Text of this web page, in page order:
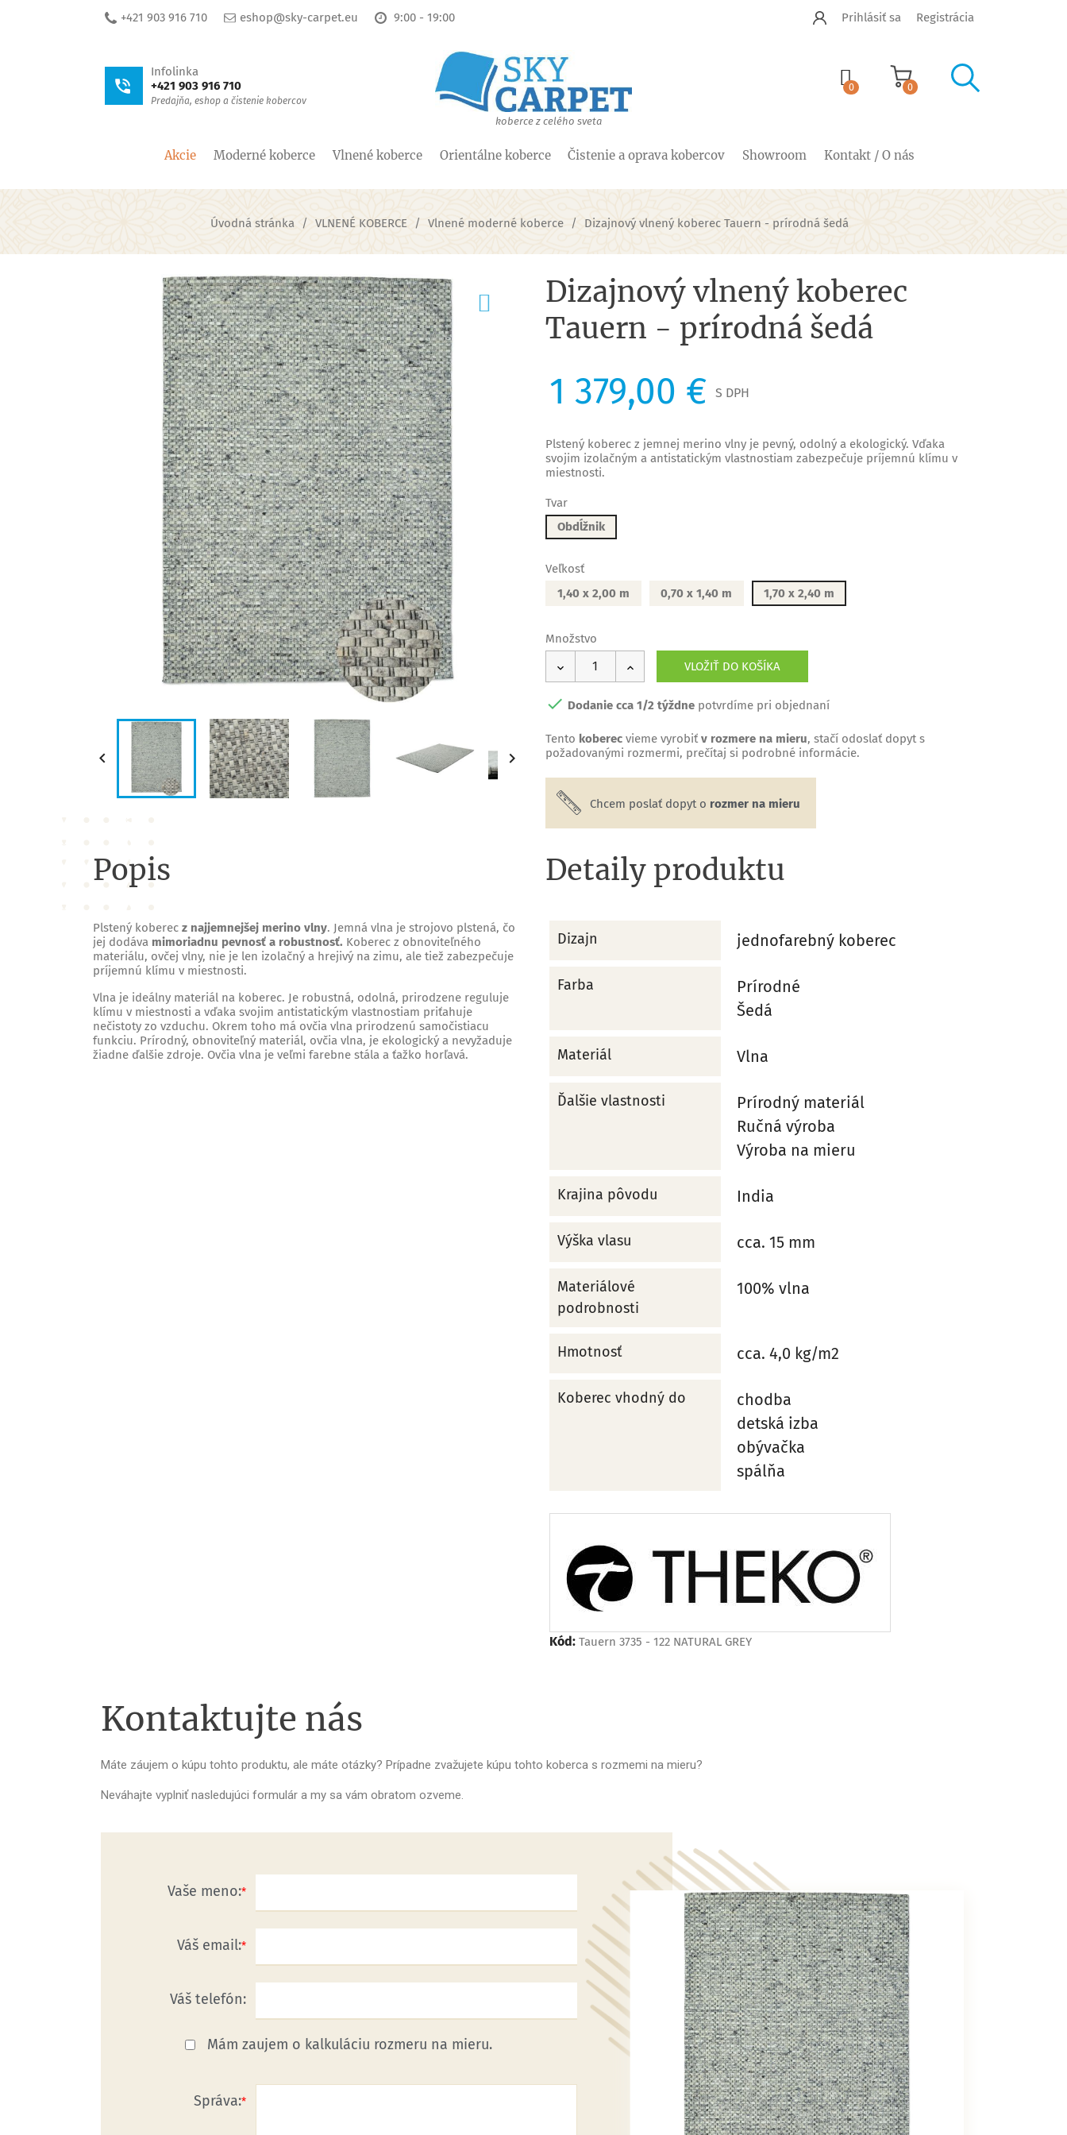
+421 903 916 710 eshop@sky-carpet.eu 9:00 - 19:00  Prihlásiť sa Registrácia
Infolinka
+421 903 916 710
Predajňa, eshop a čistenie kobercov
koberce z celého sveta

Akcie Moderné koberce Vlnené koberce Orientálne koberce Čistenie a oprava kobercov Showroom Kontakt / O nás
shopping_cart
0
0
Úvodná stránka VLNENÉ KOBERCE Vlnené moderné koberce Dizajnový vlnený koberec Tauern - prírodná šedá
 
Dizajnový vlnený koberec
Tauern - prírodná šedá
1 379,00 € S DPH
Plstený koberec z jemnej merino vlny je pevný, odolný a ekologický. Vďaka
svojim izolačným a antistatickým vlastnostiam zabezpečuje príjemnú klímu v
miestnosti.
Tvar
Obdĺžnik
Veľkosť
1,40 x 2,00 m
0,70 x 1,40 m 1,70 x 2,40 m
Množstvo
VLOŽIŤ DO KOŠÍKA
 Dodanie cca 1/2 týždne potvrdíme pri objednaní
Tento koberec vieme vyrobiťv rozmere na mieru, stačí odoslať dopyt s
požadovanými rozmermi, prečítaj si podrobné informácie.
Chcem poslať dopyt o rozmer na mieru
Popis
Plstený koberec z najjemnejšej merino vlny. Jemná vlna je strojovo plstená, čo
jej dodáva mimoriadnu pevnosť a robustnosť. Koberec z obnoviteľného
materiálu, ovčej vlny, nie je len izolačný a hrejivý na zimu, ale tiež zabezpečuje
príjemnú klímu v miestnosti.
Vlna je ideálny materiál na koberec. Je robustná, odolná, prirodzene reguluje
klímu v miestnosti a vďaka svojim antistatickým vlastnostiam priťahuje
nečistoty zo vzduchu. Okrem toho má ovčia vlna prirodzenú samočistiacu
funkciu. Prírodný, obnoviteľný materiál, ovčia vlna, je ekologický a nevyžaduje
žiadne ďalšie zdroje. Ovčia vlna je veľmi farebne stála a ťažko horľavá.
Detaily produktu
Dizajn jednofarebný koberec
Farba
Prírodné
Šedá
Materiál Vlna
Ďalšie vlastnosti
Prírodný materiál
Ručná výroba
Výroba na mieru
Krajina pôvodu India
Výška vlasu cca. 15 mm
Materiálové
podrobnosti
100% vlna
Hmotnosť cca. 4,0 kg/m2
Koberec vhodný do
chodba
detská izba
obývačka
spálňa
Kód: Tauern 3735 - 122 NATURAL GREY
Kontaktujte nás
Máte záujem o kúpu tohto produktu, ale máte otázky? Prípadne zvažujete kúpu tohto koberca s rozmemi na mieru?
Neváhajte vyplniť nasledujúci formulár a my sa vám obratom ozveme.
Vaše meno:
Váš email:
Váš telefón:
Mám zaujem o kalkuláciu rozmeru na mieru.
Správa: